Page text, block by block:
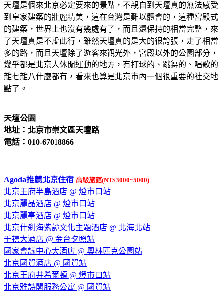
天壇是個來北京必定要來的景點，不親自到天壇真的無法感受
到皇家建築的壯麗精美，這在台灣是難以體會的，這種宮殿式
的建築，世界上也沒有幾處有了，而且還保持的相當完整，來
了天壇真是不虛此行，雖然天壇真的是大的很誇張，走了相當
多的路，而且天壇除了遊客來觀光外，宮殿以外的公園部分，
幾乎都是北京人休閒運動的地方，有打球的、跳舞的、唱歌的
雜七雜八什麼都有，看來也算是北京市內一個很重要的社交地
點了。
天壇公園
地址：北京市崇文區天壇路
電話：010-67018866
Agoda推薦北京住宿 高級旅館(NT$3000~5000)
北京王府半島酒店 @ 燈市口站
北京麗晶酒店 @ 燈市口站
北京麗亭酒店 @ 燈市口站
北京什刹海紫譚文化主題酒店 @ 北海北站
千禧大酒店 @ 金台夕照站
國家會議中心大酒店 @ 奧林匹克公園站
北京國貿酒店 @ 國貿站
北京王府井希爾頓 @ 燈市口站
北京雅詩閣服務公寓 @ 國貿站